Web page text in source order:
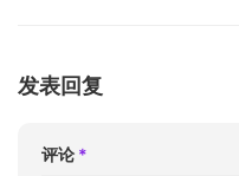
发表回复
评论 *